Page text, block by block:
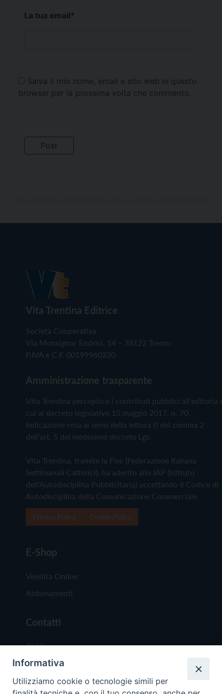
La tua email*
Salva il mio nome, email e sito web in questo
browser per la prossima volta che commento.
Vita Trentina Editrice
Società Cooperativa
Via Monsignor Endrici, 14 – 38122 Trento
P.IVA e C.F. 00199960220
Amministrazione trasparente
Vita Trentina percepisce i contributi pubblici all'editoria
cui al decreto legislativo 15 maggio 2017, n. 70.
Indicazione resa ai sensi della lettera f) del comma 2
dell'art. 5 del medesimo decreto Lgs.
Vita Trentina, tramite la Fisc (Federazione Italiana
Settimanali Cattolici), ha aderito allo IAP (Istituto
dell'Autodisciplina Pubblicitaria) accettando il Codice di
Autodisciplina della Comunicazione Commerciale
E-Shop
Vendita Online
Abbonamenti
Contatti
Chi Siamo
Redazione
Scrivici
Informativa
Utilizziamo cookie o tecnologie simili per